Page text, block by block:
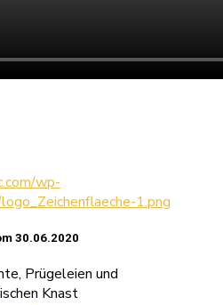
30.06.2020
Prügeleien und
Knast